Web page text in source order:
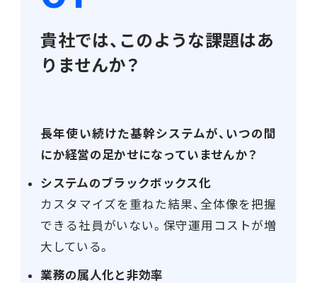
貴社では、このような課題はあ
りませんか？
長年使い続けた基幹システムが、いつの間
にか経営の足かせになっていませんか？
システムのブラックボックス化
カスタマイズを重ねた結果、全体像を把握
できる社員がいない。保守運用コストが増
大している。
業務の属人化と非効率